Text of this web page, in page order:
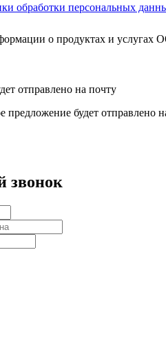
обработки персональных
о продуктах и
отправлено на почту
предложение будет
звонок